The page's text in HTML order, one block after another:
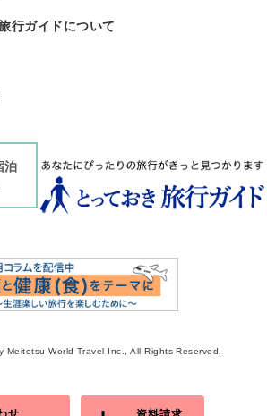
行ガイドについて
泊
Meitetsu World Travel Inc., All Rights Reserved.
せ